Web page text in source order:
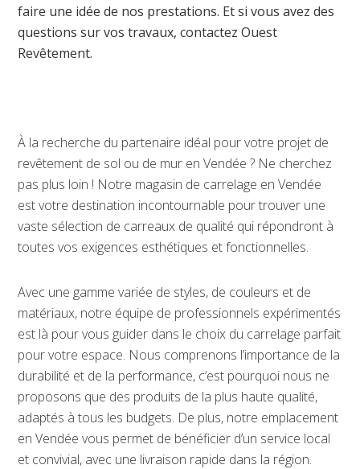
faire une idée de nos prestations. Et si vous avez des
questions sur vos travaux,contactez Ouest
Revêtement.
À la recherche du partenaire idéal pour votre projet de
revêtement de sol ou de mur en Vendée ? Ne cherchez
pas plus loin ! Notre magasin de carrelage en Vendée
est votre destination incontournable pour trouver une
vaste sélection de carreaux de qualité qui répondront à
toutes vos exigences esthétiques et fonctionnelles.
Avec une gamme variée de styles, de couleurs et de
matériaux, notre équipe de professionnels expérimentés
est là pour vous guider dans le choix du carrelage parfait
pour votre espace. Nous comprenons l’importance de la
durabilité et de la performance, c’est pourquoi nous ne
proposons que des produits de la plus haute qualité,
adaptés à tous les budgets. De plus, notre emplacement
en Vendée vous permet de bénéficier d’un service local
et convivial, avec une livraison rapide dans la région.